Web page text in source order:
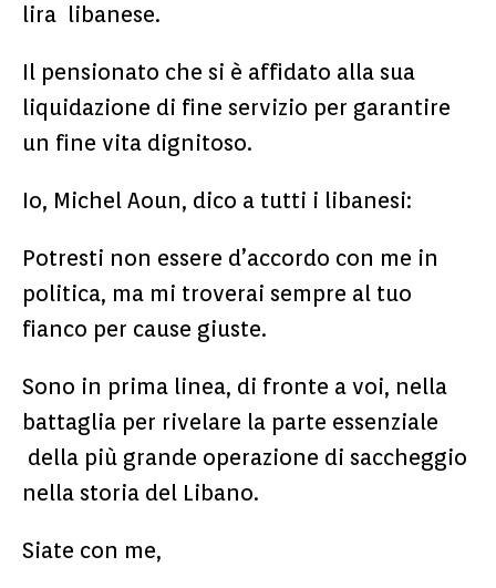
lira libanese.
Il pensionato che si è affidato alla sua
liquidazione di fine servizio per garantire
un fine vita dignitoso.
Io, Michel Aoun, dico a tutti i libanesi:
Potresti non essere d’accordo con me in
politica, ma mi troverai sempre al tuo
fianco per cause giuste.
Sono in prima linea, di fronte a voi, nella
battaglia per rivelare la parte essenziale
della più grande operazione di saccheggio
nella storia del Libano.
Siate con me,